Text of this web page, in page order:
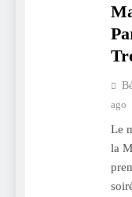
ago
Le
la